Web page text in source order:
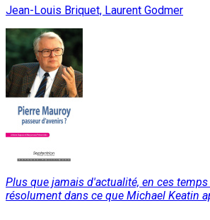
Jean-Louis Briquet, Laurent Godmer
Plus que jamais d'actualité, en ces
résolument dans ce que Michael Keatin